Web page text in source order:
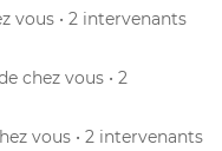
vous • 2 intervenants
chez vous • 2
vous • 2 intervenants